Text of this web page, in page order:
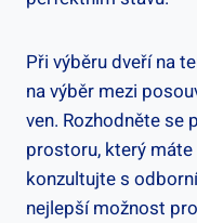
Při výběru dveří na
na výběr mezi
ven. Rozhodněte se
prostoru, který
konzultujte s
nejlepší možnost